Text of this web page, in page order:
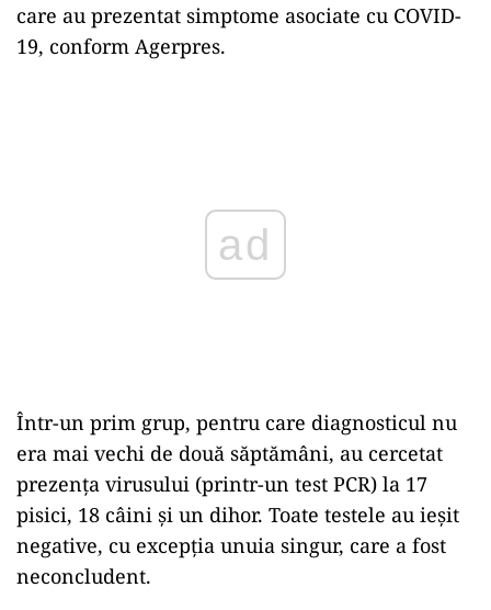
care au prezentat simptome asociate cu COVID-
19, conform Agerpres.
Într-un prim grup, pentru care diagnosticul nu
era mai vechi de două săptămâni, au cercetat
prezenţa virusului (printr-un test PCR) la 17
pisici, 18 câini şi un dihor. Toate testele au ieşit
negative, cu excepţia unuia singur, care a fost
neconcludent.